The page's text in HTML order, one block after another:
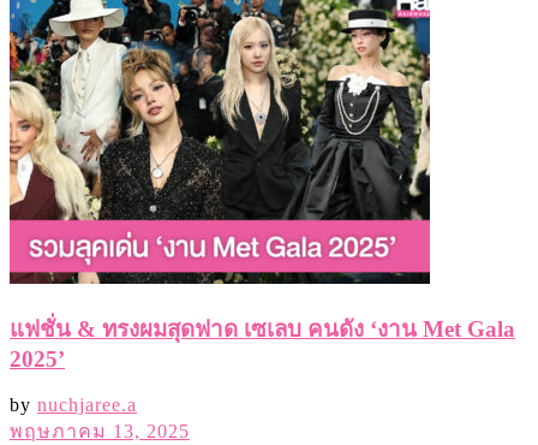
แฟชั่น & ทรงผมสุดฟาด เซเลบ คนดัง ‘งาน Met Gala
2025’
by nuchjaree.a
พฤษภาคม 13, 2025